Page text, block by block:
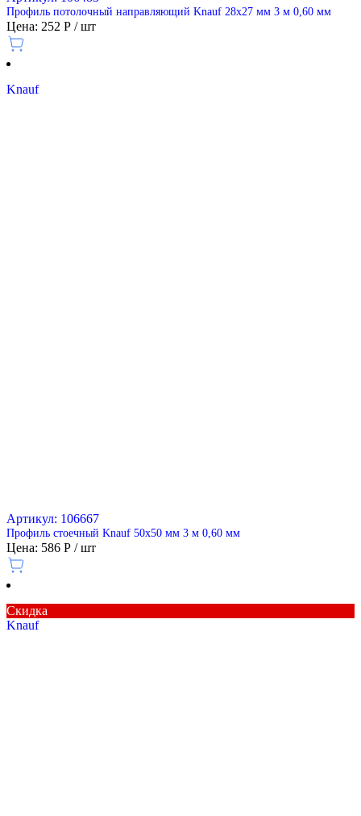
Профиль потолочный направляющий Knauf 28х27 мм 3 м 0,60 мм
Цена: 252 Р / шт
Knauf
Артикул: 106667
Профиль стоечный Knauf 50х50 мм 3 м 0,60 мм
Цена: 586 Р / шт
Скидка
Knauf